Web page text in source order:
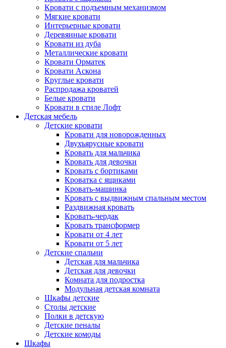
Кровати с подъемным механизмом
Мягкие кровати
Интерьерные кровати
Деревянные кровати
Кровати из дуба
Металлические кровати
Кровати Орматек
Кровати Аскона
Круглые кровати
Распродажа кроватей
Белые кровати
Кровати в стиле Лофт
Детская мебель
Детские кровати
Кровати для новорожденных
Двухъярусные кровати
Кровать для мальчика
Кровать для девочки
Кровать с бортиками
Кроватка с ящиками
Кровать-машинка
Кровать с выдвижным спальным местом
Раздвижная кровать
Кровать-чердак
Кровать трансформер
Кровати от 4 лет
Кровати от 5 лет
Детские спальни
Детская для мальчика
Детская для девочки
Комната для подростка
Модульная детская комната
Шкафы детские
Столы детские
Полки в детскую
Детские пеналы
Детские комоды
Шкафы